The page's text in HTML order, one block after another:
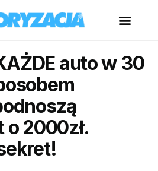
auto w 30
2000zł.